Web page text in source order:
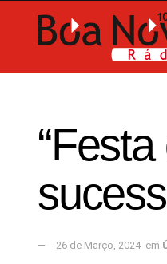
26 de Março, 2024 em